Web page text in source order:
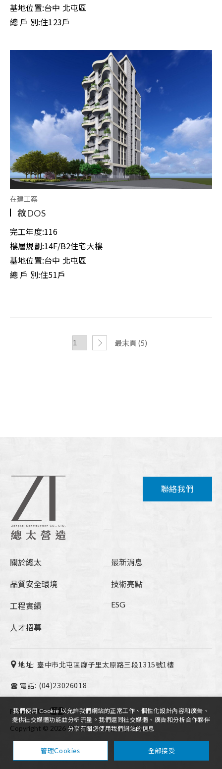
基地位置:台中 北屯區
總 戶 別:住123戶
在建工案
敘DOS
完工年度:116
樓層規劃:14F/B2住宅大樓
基地位置:台中 北屯區
總 戶 別:住51戶
最末頁 (5)
關於總太 最新消息
品質安全環境 技術亮點
工程實績 ESG
人才招募
地址: 臺中市北屯區廍子里太原路三段1315號1樓
電話: (04)23026018
FOLLOW US
Copyright © 2026 總太營造Designby -iBest
聯絡我們
我們使用 Cookie 以允許我們網站的正常工作、個性化設計內容和廣告、
提供社交媒體功能並分析流量。我們還同社交媒體、廣告和分析合作夥伴
分享有關您使用我們網站的信息
管理Cookies 全部接受